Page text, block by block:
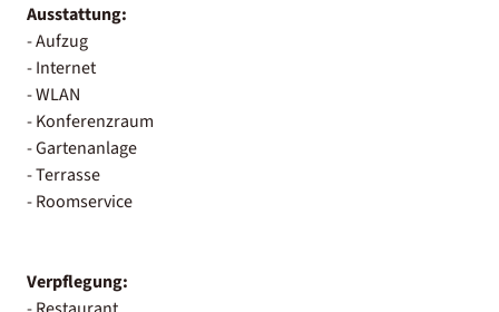
Ausstattung:
- Aufzug
- Internet
- WLAN
- Konferenzraum
- Gartenanlage
- Terrasse
- Roomservice
Verpflegung: